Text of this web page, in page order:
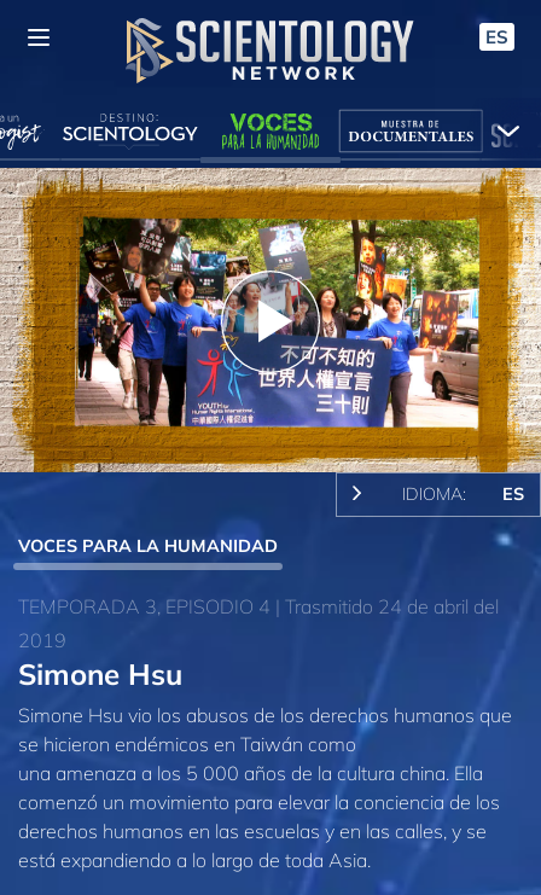
ES
Play
Video
IDIOMA: ES
VOCES PARA LA HUMANIDAD
TEMPORADA 3, EPISODIO 4 | Trasmitido 24 de abril del
2019
Simone Hsu
Simone Hsu vio los abusos de los derechos humanos que
se hicieron endémicos en Taiwán como
una amenaza a los 5 000 años de la cultura china. Ella
comenzó un movimiento para elevar la conciencia de los
derechos humanos en las escuelas y en las calles, y se
está expandiendo a lo largo de toda Asia.